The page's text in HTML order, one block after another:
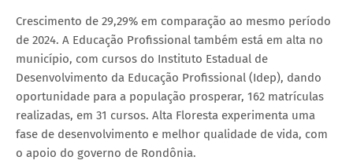
Crescimento de 29,29% em comparação ao mesmo período
de 2024. A Educação Profissional também está em alta no
município, com cursos do Instituto Estadual de
Desenvolvimento da Educação Profissional (Idep), dando
oportunidade para a população prosperar, 162 matrículas
realizadas, em 31 cursos. Alta Floresta experimenta uma
fase de desenvolvimento e melhor qualidade de vida, com
o apoio do governo de Rondônia.